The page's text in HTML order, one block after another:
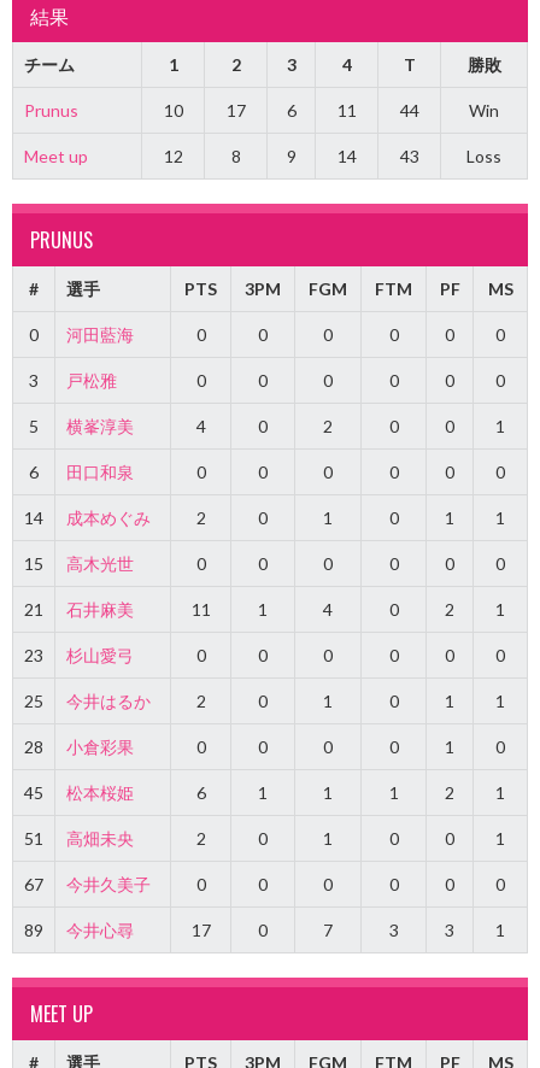
結果
チーム 1 2 3 4 T 勝敗
Prunus 10 17 6 11 44 Win
Meet up 12 8 9 14 43 Loss
PRUNUS
# 選手 PTS 3PM FGM FTM PF MS
0 河田藍海 0 0 0 0 0 0
3 戸松雅 0 0 0 0 0 0
5 横峯淳美 4 0 2 0 0 1
6 田口和泉 0 0 0 0 0 0
14 成本めぐみ 2 0 1 0 1 1
15 高木光世 0 0 0 0 0 0
21 石井麻美 11 1 4 0 2 1
23 杉山愛弓 0 0 0 0 0 0
25 今井はるか 2 0 1 0 1 1
28 小倉彩果 0 0 0 0 1 0
45 松本桜姫 6 1 1 1 2 1
51 高畑未央 2 0 1 0 0 1
67 今井久美子 0 0 0 0 0 0
89 今井心尋 17 0 7 3 3 1
MEET UP
# 選手 PTS 3PM FGM FTM PF MS